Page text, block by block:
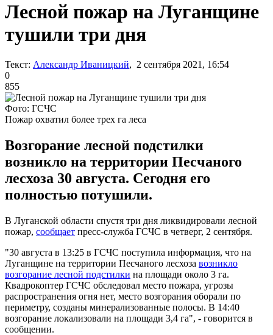
Лесной пожар на Луганщине
тушили три дня
Текст: Александр Иваницкий, 2 сентября 2021, 16:54
0
855
Фото: ГСЧС
Пожар охватил более трех га леса
Возгорание лесной подстилки
возникло на территории Песчаного
лесхоза 30 августа. Сегодня его
полностью потушили.
В Луганской области спустя три дня ликвидировали лесной
пожар, сообщает пресс-служба ГСЧС в четверг, 2 сентября.
"30 августа в 13:25 в ГСЧС поступила информация, что на
Луганщине на территории Песчаного лесхоза возникло
возгорание лесной подстилки на площади около 3 га.
Квадрокоптер ГСЧС обследовал место пожара, угрозы
распространения огня нет, место возгорания оборали по
периметру, созданы минерализованные полосы. В 14:40
возгорание локализовали на площади 3,4 га", - говорится в
сообщении.